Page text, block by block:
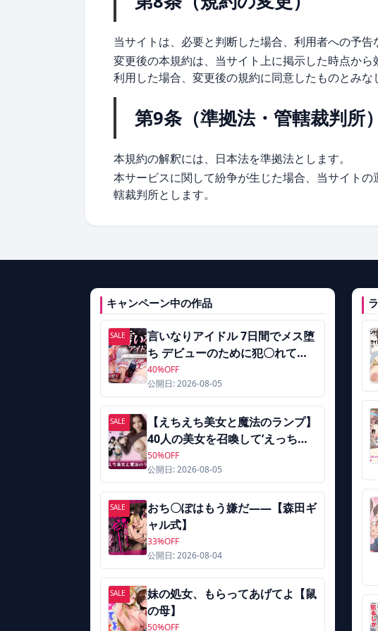
当サイトは、必要と判断した場合、利用者への予告
変更後の本規約は、当サイト上に掲示した時点か
利用した場合、変更後の規約に同意したものとみな
第9条（準拠法・管轄裁判所）
本規約の解釈には、日本法を準拠法とします。
本サービスに関して紛争が生じた場合、当サイト
轄裁判所とします。
キャンペーン中の作品
SALE
言いなりアイドル 7日間でメス堕
ち デビューのために犯〇れてい
くカラダ【MIXXworks】
40%OFF
公開日: 2026-08-05
SALE
【えちえち美女と魔法のランプ】
40人の美女を召喚して’えっちな
お願い’！脱ぎ・オナニー・フェ
ラ・生ハメ全160シーン【AI妄想
クラブ】
50%OFF
公開日: 2026-08-05
SALE
おち〇ぽはもう嫌だ――【森田ギ
ャル式】
33%OFF
公開日: 2026-08-04
SALE
妹の処女、もらってあげてよ【鼠
の母】
50%OFF